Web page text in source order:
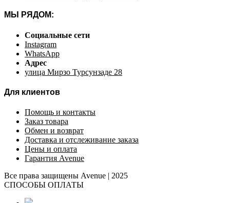
МЫ РЯДОМ:
Социальные сети
Instagram
WhatsApp
Адрес
улица Мирзо Турсунзаде 28
Для клиентов
Помощь и контакты
Заказ товара
Обмен и возврат
Доставка и отслеживание заказа
Цены и оплата
Гарантия Avenue
Все права защищены Avenue | 2025
СПОСОБЫ ОПЛАТЫ